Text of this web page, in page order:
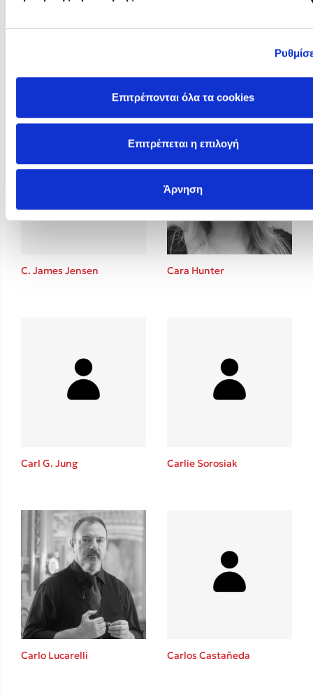
Επιτρέπονται όλα τα cookies
Επιτρέπεται η επιλογή
Άρνηση
Brigitte Giraud BTS
C. James Jensen Cara Hunter
Carl G. Jung Carlie Sorosiak
Carlo Lucarelli Carlos Castañeda